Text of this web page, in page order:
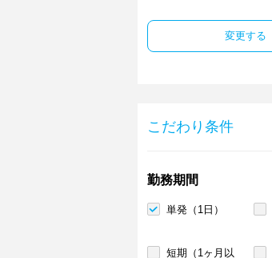
変更する
こだわり条件
勤務期間
単発（1日）
短期（1ヶ月以